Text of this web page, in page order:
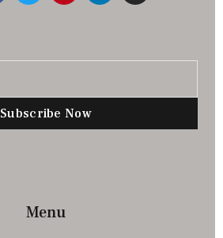
Subscribe Now
Menu